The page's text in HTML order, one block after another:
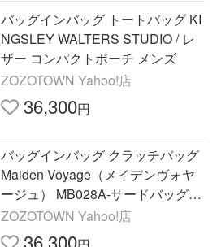
バッグインバッグ トートバッグ KI
NGSLEY WALTERS STUDIO / レ
ザー コンパクトポーチ メンズ
ZOZOTOWN Yahoo!店
36,300円
バッグインバッグ クラッチバッグ
Maiden Voyage（メイデンヴォヤ
ージュ） MB028A-サードバッグ
メンズ レディース
ZOZOTOWN Yahoo!店
36,300